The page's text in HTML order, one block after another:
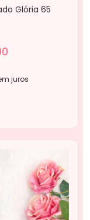
Glória 65
juros